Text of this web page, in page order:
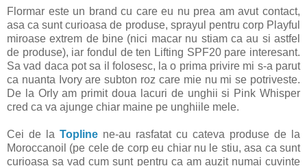
Flormar este un brand cu care eu nu prea am avut contact,
asa ca sunt curioasa de produse, sprayul pentru corp Playful
miroase extrem de bine (nici macar nu stiam ca au si astfel
de produse), iar fondul de ten Lifting SPF20 pare interesant.
Sa vad daca pot sa il folosesc, la o prima privire mi s-a parut
ca nuanta Ivory are subton roz care mie nu mi se potriveste.
De la Orly am primit doua lacuri de unghii si Pink Whisper
cred ca va ajunge chiar maine pe unghiile mele.
Cei de la Topline ne-au rasfatat cu cateva produse de la
Moroccanoil (pe cele de corp eu chiar nu le stiu, asa ca sunt
curioasa sa vad cum sunt pentru ca am auzit numai cuvinte